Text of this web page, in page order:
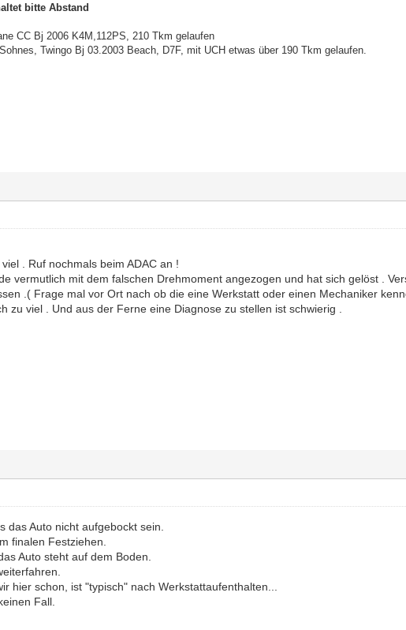
bitte Abstand
CC Bj 2006 K4M,112PS, 210 Tkm gelaufen
Twingo Bj 03.2003 Beach, D7F, mit UCH etwas über 190 Tkm gelaufen.
. Ruf nochmals beim ADAC an !
vermutlich mit dem falschen Drehmoment angezogen und hat sich gelöst .
.( Frage mal vor Ort nach ob die eine Werkstatt oder einen Mechaniker
zu viel . Und aus der Ferne eine Diagnose zu stellen ist schwierig .
das Auto nicht aufgebockt sein.
finalen Festziehen.
Auto steht auf dem Boden.
hier schon, ist "typisch" nach Werkstattaufenthalten...
Fall.